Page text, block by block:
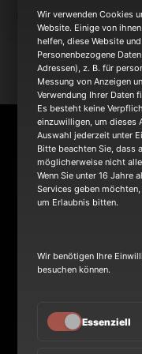
OTHER EVENTS
Wir verwenden Cookies
Website. Einige von
helfen, diese Website
Personenbezogene
Adressen), z. B. für
Messung von Anzeigen
Verwendung Ihrer Daten
Es besteht keine
einzuwilligen, um dieses
Auswahl jederzeit unter
Bitte beachten Sie, dass
möglicherweise nicht
Wenn Sie unter 16 Jahre
Services geben
um Erlaubnis bitten.
Wir benötigen Ihre
besuchen können.
Essenziell